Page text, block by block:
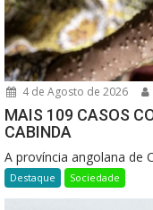
4 de Agosto de 2026
MAIS 109 CASOS
CABINDA
A província angolana de
Destaque Sociedade